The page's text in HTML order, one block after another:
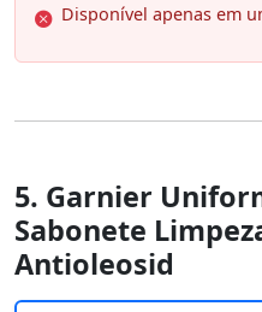
Disponível apenas em
5. Garnier
Sabonete
Antioleosid